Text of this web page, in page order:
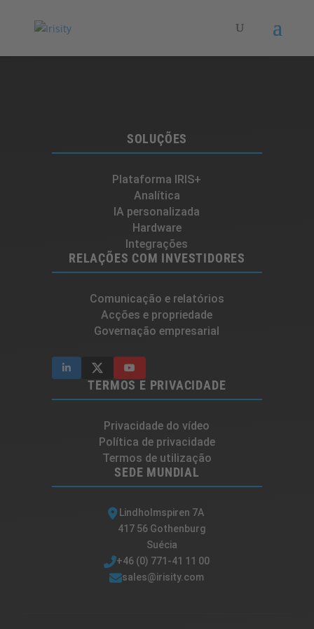
SOLUÇÕES
Plataforma IRIS+
Analítica
IA personalizada
Hardware
Integrações
RELAÇÕES COM INVESTIDORES
Comunicação e relatórios
Acções e propriedade
Governação empresarial
TERMOS E PRIVACIDADE
Privacidade do vídeo
Política de privacidade
Termos de utilização
SEDE MUNDIAL
Lindholmspiren 7A
417 56 Gothenburg
Suécia
+46 (0) 771-41 11 00
sales@irisity.com